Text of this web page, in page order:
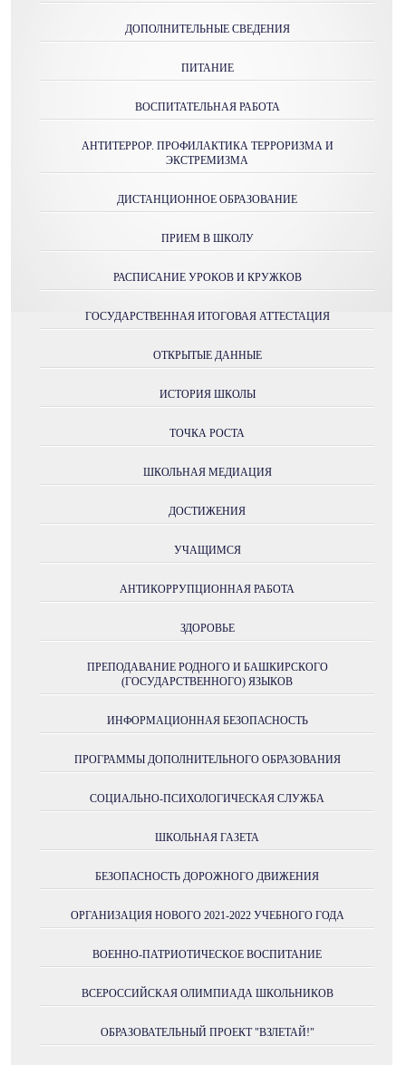
ДОПОЛНИТЕЛЬНЫЕ СВЕДЕНИЯ
ПИТАНИЕ
ВОСПИТАТЕЛЬНАЯ РАБОТА
АНТИТЕРРОР. ПРОФИЛАКТИКА ТЕРРОРИЗМА И
ЭКСТРЕМИЗМА
ДИСТАНЦИОННОЕ ОБРАЗОВАНИЕ
ПРИЕМ В ШКОЛУ
РАСПИСАНИЕ УРОКОВ И КРУЖКОВ
ГОСУДАРСТВЕННАЯ ИТОГОВАЯ АТТЕСТАЦИЯ
ОТКРЫТЫЕ ДАННЫЕ
ИСТОРИЯ ШКОЛЫ
ТОЧКА РОСТА
ШКОЛЬНАЯ МЕДИАЦИЯ
ДОСТИЖЕНИЯ
УЧАЩИМСЯ
АНТИКОРРУПЦИОННАЯ РАБОТА
ЗДОРОВЬЕ
ПРЕПОДАВАНИЕ РОДНОГО И БАШКИРСКОГО
(ГОСУДАРСТВЕННОГО) ЯЗЫКОВ
ИНФОРМАЦИОННАЯ БЕЗОПАСНОСТЬ
ПРОГРАММЫ ДОПОЛНИТЕЛЬНОГО ОБРАЗОВАНИЯ
СОЦИАЛЬНО-ПСИХОЛОГИЧЕСКАЯ СЛУЖБА
ШКОЛЬНАЯ ГАЗЕТА
БЕЗОПАСНОСТЬ ДОРОЖНОГО ДВИЖЕНИЯ
ОРГАНИЗАЦИЯ НОВОГО 2021-2022 УЧЕБНОГО ГОДА
ВОЕННО-ПАТРИОТИЧЕСКОЕ ВОСПИТАНИЕ
ВСЕРОССИЙСКАЯ ОЛИМПИАДА ШКОЛЬНИКОВ
ОБРАЗОВАТЕЛЬНЫЙ ПРОЕКТ "ВЗЛЕТАЙ!"